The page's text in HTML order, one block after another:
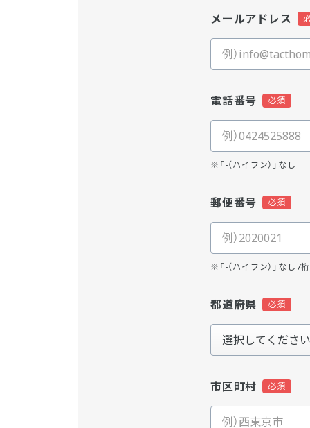
メールアドレス
電話番号
※「-（ハイフン）」なし
郵便番号
※「-（ハイフン）」なし7
都道府県
市区町村